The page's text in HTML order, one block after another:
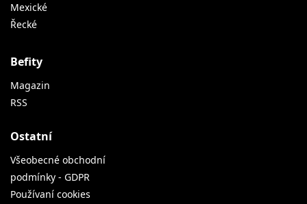
Mexické
Řecké
Befity
Magazin
RSS
Ostatní
Všeobecné obchodní
podmínky - GDPR
Používaní cookies